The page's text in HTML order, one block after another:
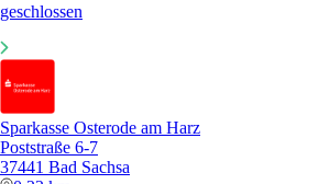
geschlossen
Sparkasse Osterode am Harz
Poststraße 6-7
37441 Bad Sachsa